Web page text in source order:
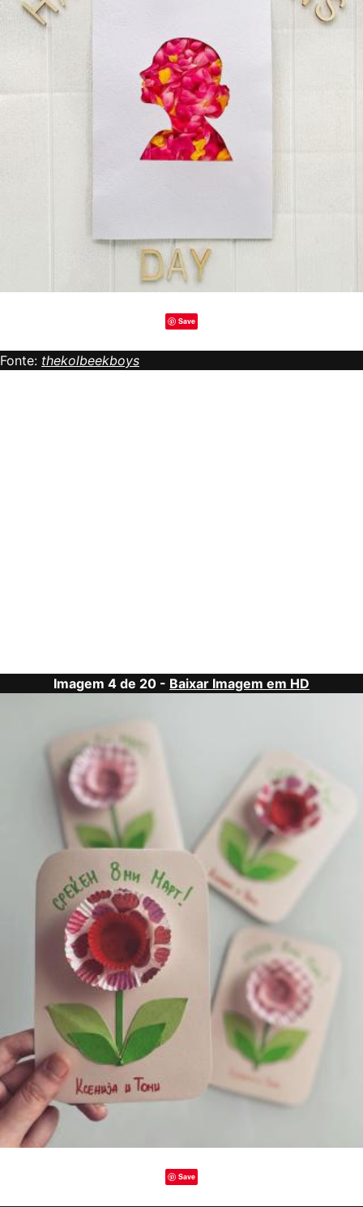
Save
Fonte: thekolbeekboys
Imagem 4 de 20 - Baixar Imagem em HD
Save